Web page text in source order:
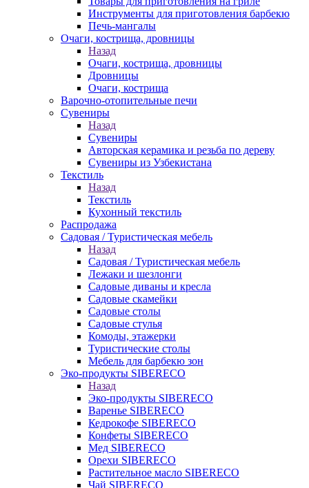
Инструменты для приготовления барбекю
Печь-мангалы
Очаги, кострища, дровницы
Назад
Очаги, кострища, дровницы
Дровницы
Очаги, кострища
Варочно-отопительные печи
Сувениры
Назад
Сувениры
Авторская керамика и резьба по дереву
Сувениры из Узбекистана
Текстиль
Назад
Текстиль
Кухонный текстиль
Распродажа
Садовая / Туристическая мебель
Назад
Садовая / Туристическая мебель
Лежаки и шезлонги
Садовые диваны и кресла
Садовые скамейки
Садовые столы
Садовые стулья
Комоды, этажерки
Туристические столы
Мебель для барбекю зон
Эко-продукты SIBERECO
Назад
Эко-продукты SIBERECO
Варенье SIBERECO
Кедрокофе SIBERECO
Конфеты SIBERECO
Мед SIBERECO
Орехи SIBERECO
Растительное масло SIBERECO
Чай SIBERECO